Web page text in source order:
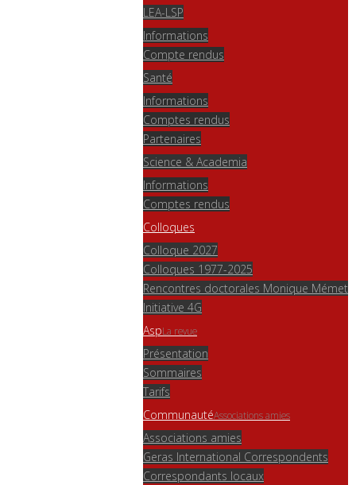
LEA-LSP
Informations
Compte rendus
Santé
Informations
Comptes rendus
Partenaires
Science & Academia
Informations
Comptes rendus
Colloques
Colloque 2027
Colloques 1977-2025
Rencontres doctorales Monique Mémet
Initiative 4G
AspLa revue
Présentation
Sommaires
Tarifs
CommunautéAssociations amies
Associations amies
Geras International Correspondents
Correspondants locaux